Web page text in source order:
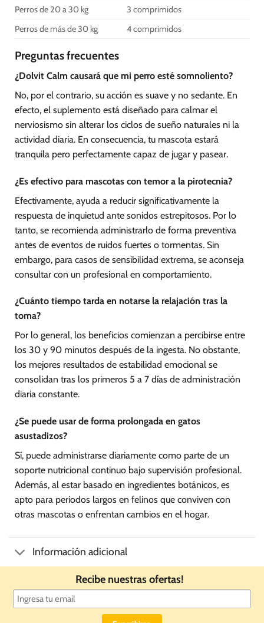
Perros de 20 a 30 kg
3 comprimidos
Perros de más de 30 kg
4 comprimidos
Preguntas frecuentes
¿Dolvit Calm causará que mi perro esté somnoliento?
No, por el contrario, su acción es suave y no sedante. En
efecto, el suplemento está diseñado para calmar el
nerviosismo sin alterar los ciclos de sueño naturales ni la
actividad diaria. En consecuencia, tu mascota estará
tranquila pero perfectamente capaz de jugar y pasear.
¿Es efectivo para mascotas con temor a la pirotecnia?
Efectivamente, ayuda a reducir significativamente la
respuesta de inquietud ante sonidos estrepitosos. Por lo
tanto, se recomienda administrarlo de forma preventiva
antes de eventos de ruidos fuertes o tormentas. Sin
embargo, para casos de sensibilidad extrema, se aconseja
consultar con un profesional en comportamiento.
¿Cuánto tiempo tarda en notarse la relajación tras la
toma?
Por lo general, los beneficios comienzan a percibirse entre
los 30 y 90 minutos después de la ingesta. No obstante,
los mejores resultados de estabilidad emocional se
consolidan tras los primeros 5 a 7 días de administración
diaria constante.
¿Se puede usar de forma prolongada en gatos
asustadizos?
Sí, puede administrarse diariamente como parte de un
soporte nutricional continuo bajo supervisión profesional.
Además, al estar basado en ingredientes botánicos, es
apto para periodos largos en felinos que conviven con
otras mascotas o enfrentan cambios en el hogar.
Información adicional
Recibe nuestras ofertas!